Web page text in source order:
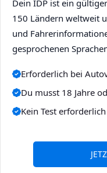
Dein IDP ist ein
150 Ländern weltweit
und
gesprochenen
Erforderlich bei
Du musst 18 Jahre
Kein Test erforderlich